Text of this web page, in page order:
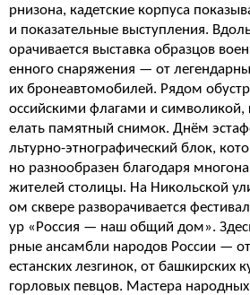
рнизона, кадетские корпуса
и показательные выступления.
орачивается выставка образцов
енного снаряжения — от
их бронеавтомобилей. Рядом
оссийскими флагами и
елать памятный снимок. Днём
льтурно-этнографический блок,
но разнообразен благодаря
жителей столицы. На Никольской
ом сквере разворачивается
ур «Россия — наш общий дом».
рные ансамбли народов России — от
естанских лезгинок, от башкирских
горловых певцов. Мастера